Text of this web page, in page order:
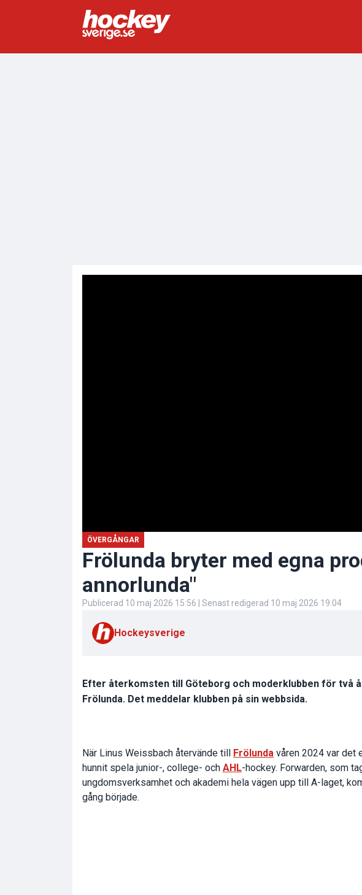
ÖVERGÅNGAR
Frölunda bryter med egna
annorlunda"
Publicerad 10 maj 2026 15:56 | Senast redigerad 10 maj 2026 19:04
Hockeysverige
Efter återkomsten till Göteborg och moderklubben för två
Frölunda. Det meddelar klubben på sin webbsida.
När Linus Weissbach återvände till Frölunda våren 2024 var det
hunnit spela junior-, college- och AHL-hockey. Forwarden, som
ungdomsverksamhet och akademi hela vägen upp till A-laget,
gång började.